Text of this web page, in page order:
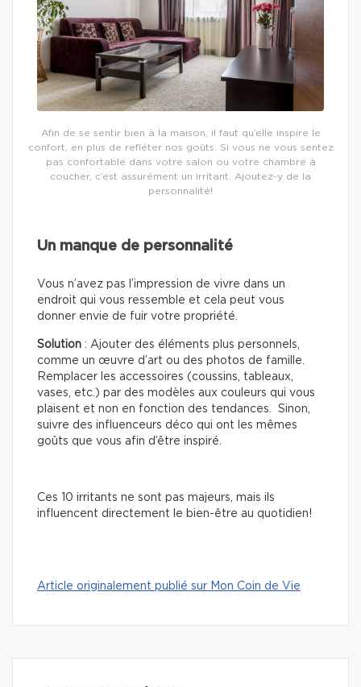
Afin de se sentir bien à la maison, il faut qu’elle inspire le
confort, en plus de refléter nos goûts. Si vous ne vous sentez
pas confortable dans votre salon ou votre chambre à
coucher, c’est assurément un irritant. Ajoutez-y de la
personnalité!
Un manque de personnalité
Vous n’avez pas l’impression de vivre dans un
endroit qui vous ressemble et cela peut vous
donner envie de fuir votre propriété.
Solution : Ajouter des éléments plus personnels,
comme un œuvre d’art ou des photos de famille.
Remplacer les accessoires (coussins, tableaux,
vases, etc.) par des modèles aux couleurs qui vous
plaisent et non en fonction des tendances. Sinon,
suivre des influenceurs déco qui ont les mêmes
goûts que vous afin d’être inspiré.
Ces 10 irritants ne sont pas majeurs, mais ils
influencent directement le bien-être au quotidien!
Article originalement publié sur Mon Coin de Vie